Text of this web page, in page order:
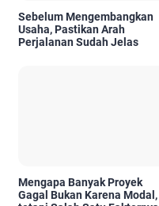
Sebelum Mengembangkan
Usaha, Pastikan Arah
Perjalanan Sudah Jelas
Mengapa Banyak Proyek
Gagal Bukan Karena Modal,